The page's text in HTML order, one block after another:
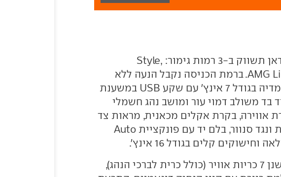
מרצדס A קלאס סדאן תשווק ב-3 רמות גימור: Style,
Progressive ו-AMG Line. ברמת הכניסה נקבל הנעה ללא
מפתח, מסך מולטימדיה בגודל 7 אינץ' עם שקע USB במשענת
בד משולב דמוי עור ומושב נהג חשמלי
אווירה, בקרת אקלים מכאנית, מראות צד
חשמליות מחוממות ונגד סנוור, בלם יד עם פונקציית Auto
בתחום הבטיחות ישנן 7 כריות אוויר (כולל כרית לברכי הנהג),